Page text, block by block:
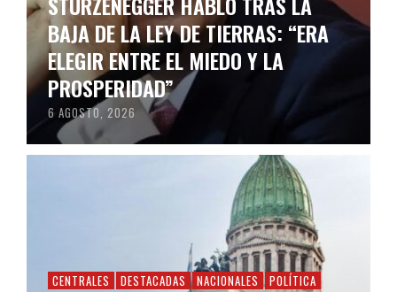
BAJA DE LA LEY DE TIERRAS: “ERA
ELEGIR ENTRE EL MIEDO Y LA
PROSPERIDAD”
6 AGOSTO, 2026
CENTRALES DESTACADAS NACIONALES POLÍTICA